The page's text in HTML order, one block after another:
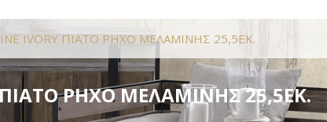
IVORY ΠΙΑΤΟ ΡΗΧΟ ΜΕΛΑΜΙΝΗΣ 25,5ΕΚ.
ΠΙΑΤΟ ΡΗΧΟ ΜΕΛΑΜΙΝΗΣ 25,5ΕΚ.